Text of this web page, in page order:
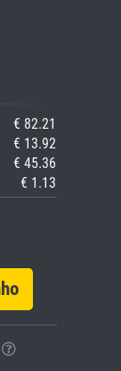
€ 82.21
€ 13.92
€ 45.36
€ 1.13